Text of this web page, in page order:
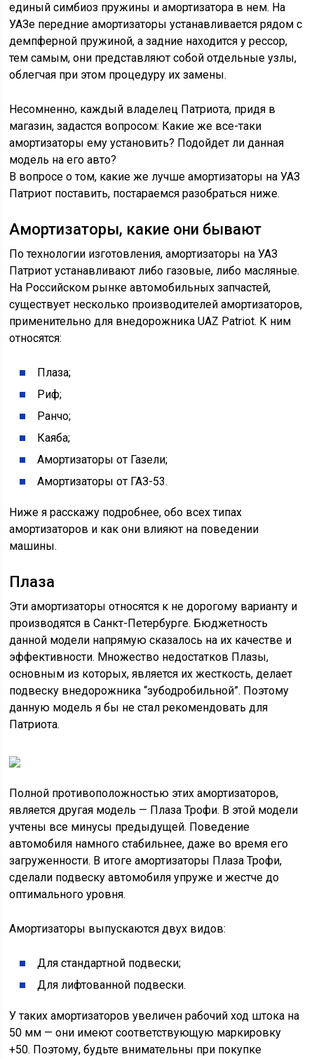
единый симбиоз пружины и амортизатора в нем. На
УАЗе передние амортизаторы устанавливается рядом с
демпферной пружиной, а задние находится у рессор,
тем самым, они представляют собой отдельные узлы,
облегчая при этом процедуру их замены.
Несомненно, каждый владелец Патриота, придя в
магазин, задастся вопросом: Какие же все-таки
амортизаторы ему установить? Подойдет ли данная
модель на его авто?
В вопросе о том, какие же лучше амортизаторы на УАЗ
Патриот поставить, постараемся разобраться ниже.
Амортизаторы, какие они бывают
По технологии изготовления, амортизаторы на УАЗ
Патриот устанавливают либо газовые, либо масляные.
На Российском рынке автомобильных запчастей,
существует несколько производителей амортизаторов,
применительно для внедорожника UAZ Patriot. К ним
относятся:
Плаза;
Риф;
Ранчо;
Каяба;
Амортизаторы от Газели;
Амортизаторы от ГАЗ-53.
Ниже я расскажу подробнее, обо всех типах
амортизаторов и как они влияют на поведении
машины.
Плаза
Эти амортизаторы относятся к не дорогому варианту и
производятся в Санкт-Петербурге. Бюджетность
данной модели напрямую сказалось на их качестве и
эффективности. Множество недостатков Плазы,
основным из которых, является их жесткость, делает
подвеску внедорожника “зубодробильной”. Поэтому
данную модель я бы не стал рекомендовать для
Патриота.
Полной противоположностью этих амортизаторов,
является другая модель — Плаза Трофи. В этой модели
учтены все минусы предыдущей. Поведение
автомобиля намного стабильнее, даже во время его
загруженности. В итоге амортизаторы Плаза Трофи,
сделали подвеску автомобиля упруже и жестче до
оптимального уровня.
Амортизаторы выпускаются двух видов:
Для стандартной подвески;
Для лифтованной подвески.
У таких амортизаторов увеличен рабочий ход штока на
50 мм — они имеют соответствующую маркировку
+50. Поэтому, будьте внимательны при покупке